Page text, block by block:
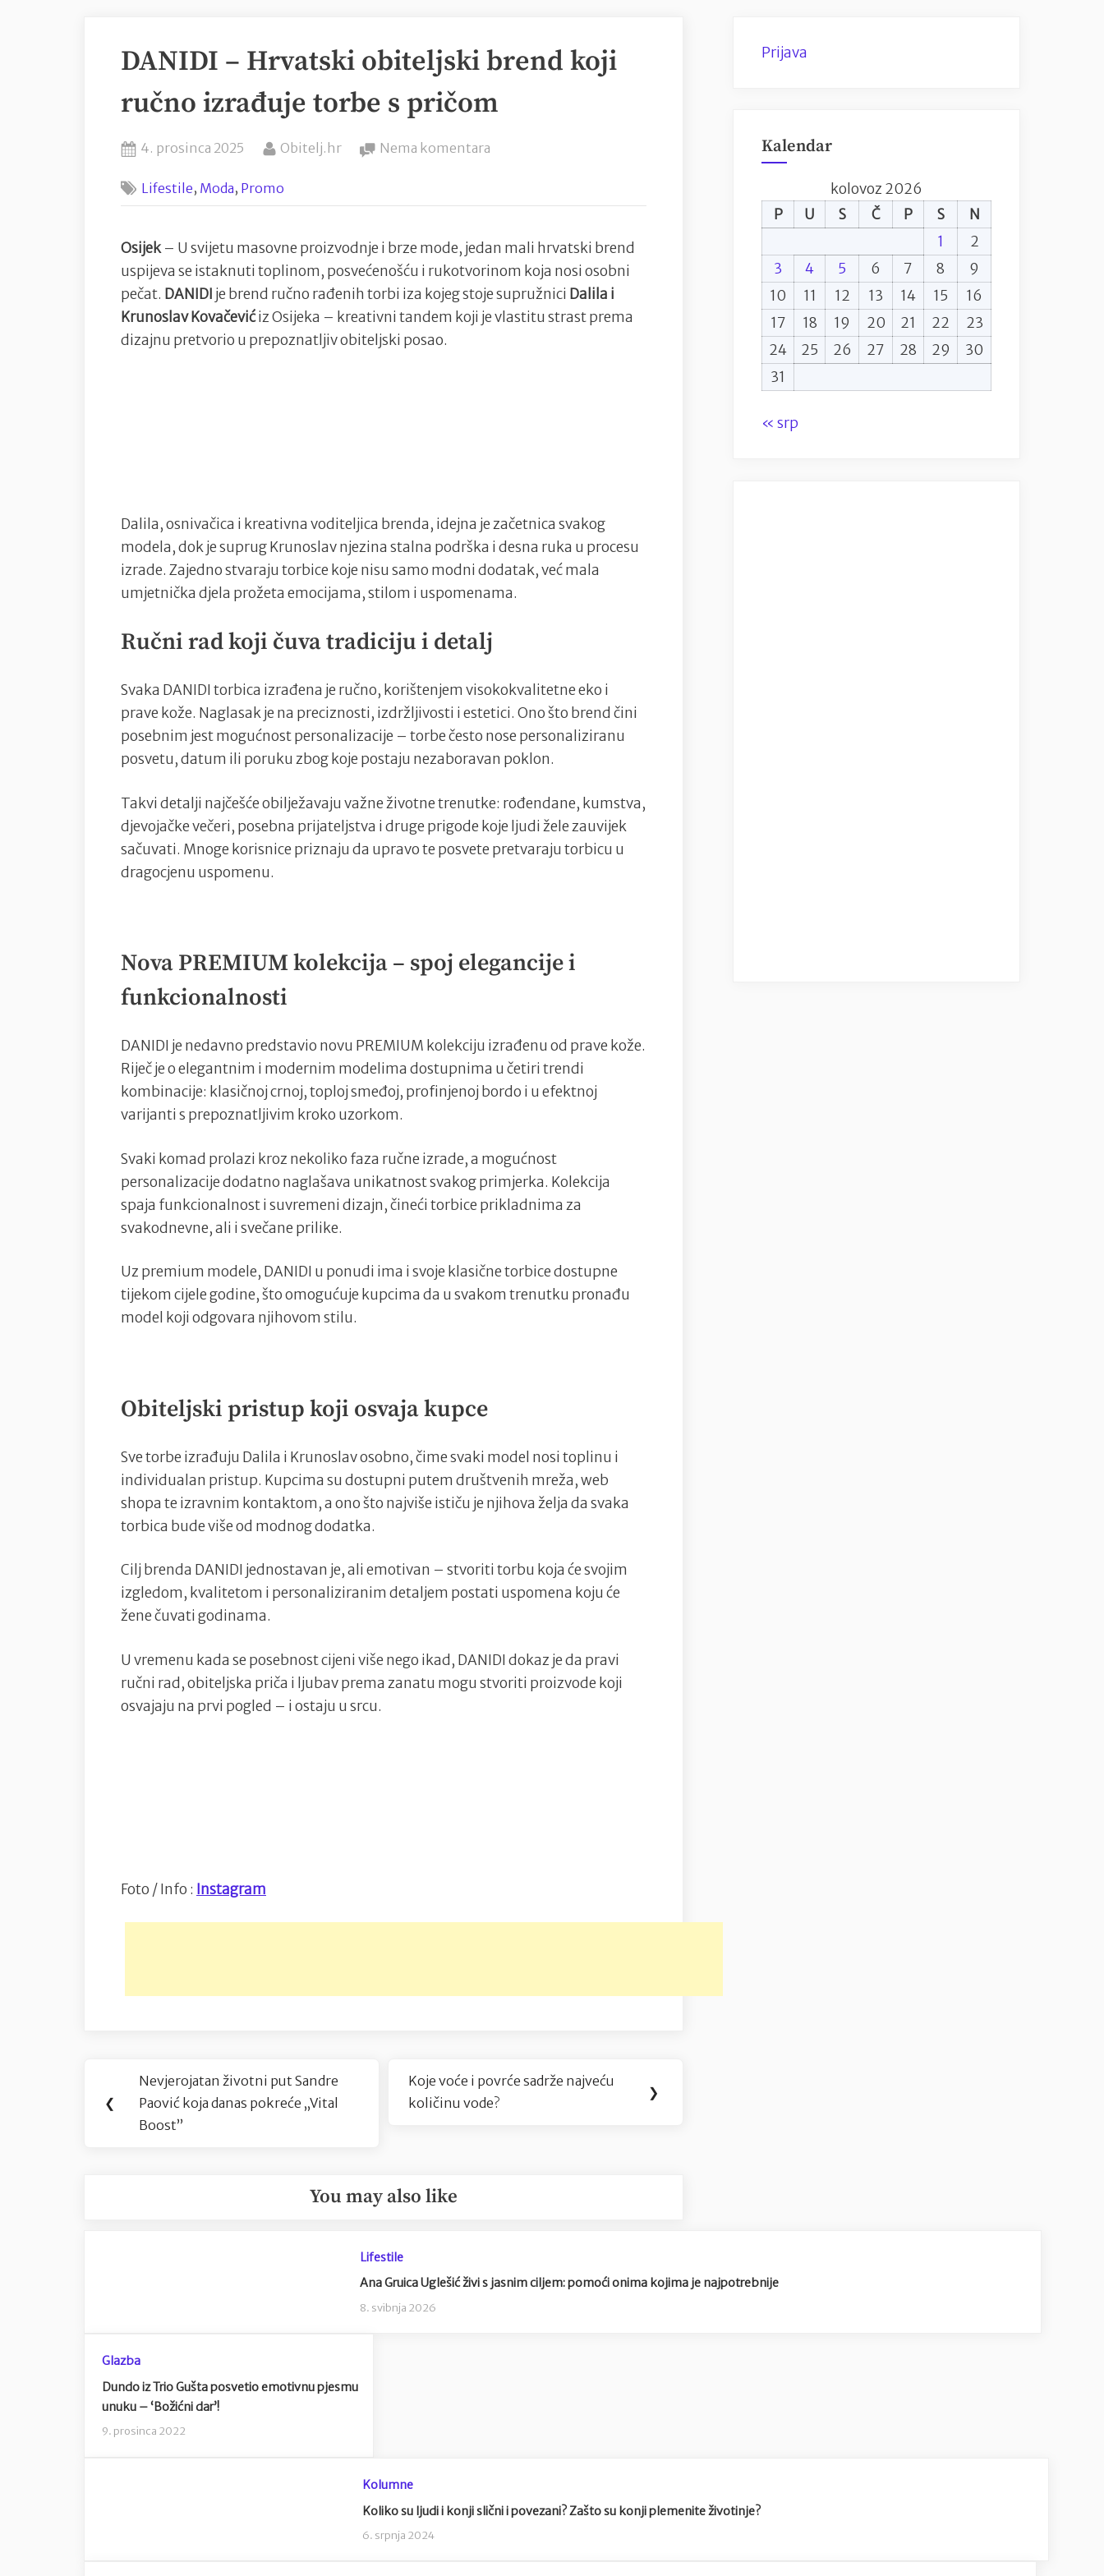
DANIDI – Hrvatski obiteljski brend koji
ručno izrađuje torbe s pričom
Posted
4. prosinca 2025 By
Obitelj.hr Nema komentara
brend
koji
ručno
izrađuje
Lifestile, Moda, Promo
Osijek– U svijetu masovne proizvodnje i brze mode, jedan mali hrvatski brend
uspijeva se istaknuti toplinom, posvećenošću i rukotvorinom koja nosi osobni
pečat. DANIDI je brend ručno rađenih torbi iza kojeg stoje supružnici Dalila i
Krunoslav Kovačevićiz Osijeka – kreativni tandem koji je vlastitu strast prema
dizajnu pretvorio u prepoznatljiv obiteljski posao.
Dalila, osnivačica i kreativna voditeljica brenda, idejna je začetnica svakog
modela, dok je suprug Krunoslav njezina stalna podrška i desna ruka u procesu
izrade. Zajedno stvaraju torbice koje nisu samo modni dodatak, već mala
umjetnička djela prožeta emocijama, stilom i uspomenama.
Ručni rad koji čuva tradiciju i detalj
Svaka DANIDI torbica izrađena je ručno, korištenjem visokokvalitetne eko i
prave kože. Naglasak je na preciznosti, izdržljivosti i estetici. Ono što brend čini
posebnim jest mogućnost personalizacije – torbe često nose personaliziranu
posvetu, datum ili poruku zbog koje postaju nezaboravan poklon.
Takvi detalji najčešće obilježavaju važne životne trenutke: rođendane, kumstva,
djevojačke večeri, posebna prijateljstva i druge prigode koje ljudi žele zauvijek
sačuvati. Mnoge korisnice priznaju da upravo te posvete pretvaraju torbicu u
dragocjenu uspomenu.
Nova PREMIUM kolekcija – spoj elegancije i
funkcionalnosti
DANIDI je nedavno predstavio novu PREMIUM kolekciju izrađenu od prave kože.
Riječ je o elegantnim i modernim modelima dostupnima u četiri trendi
kombinacije: klasičnoj crnoj, toploj smeđoj, profinjenoj bordo i u efektnoj
varijanti s prepoznatljivim kroko uzorkom.
Svaki komad prolazi kroz nekoliko faza ručne izrade, a mogućnost
personalizacije dodatno naglašava unikatnost svakog primjerka. Kolekcija
spaja funkcionalnost i suvremeni dizajn, čineći torbice prikladnima za
svakodnevne, ali i svečane prilike.
Uz premium modele, DANIDI u ponudi ima i svoje klasične torbice dostupne
tijekom cijele godine, što omogućuje kupcima da u svakom trenutku pronađu
model koji odgovara njihovom stilu.
Obiteljski pristup koji osvaja kupce
Sve torbe izrađuju Dalila i Krunoslav osobno, čime svaki model nosi toplinu i
individualan pristup. Kupcima su dostupni putem društvenih mreža, web
shopa te izravnim kontaktom, a ono što najviše ističu je njihova želja da svaka
torbica bude više od modnog dodatka.
Cilj brenda DANIDI jednostavan je, ali emotivan – stvoriti torbu koja će svojim
izgledom, kvalitetom i personaliziranim detaljem postati uspomena koju će
žene čuvati godinama.
U vremenu kada se posebnost cijeni više nego ikad, DANIDI dokaz je da pravi
ručni rad, obiteljska priča i ljubav prema zanatu mogu stvoriti proizvode koji
osvajaju na prvi pogled – i ostaju u srcu.
Foto / Info : Instagram
Navigacija
objava
❮
Previous
Post:
Nevjerojatan životni put Sandre
Paović koja danas pokreće „Vital
Boost”
Next
Post:
Koje voće i povrće sadrže najveću
količinu vode?
❯
You may also like
Lifestile
Ana Gruica Uglešić živi s jasnim ciljem: pomoći onima kojima je najpotrebnije
8. svibnja 2026
Glazba
Dundo iz Trio Gušta posvetio emotivnu pjesmu
unuku – ‘Božićni dar’!
9. prosinca 2022
Kolumne
Koliko su ljudi i konji slični i povezani? Zašto su konji plemenite životinje?
6. srpnja 2024
Prijava
Kalendar
kolovoz 2026
P
U S Č P S
N
1
2
3
4 5 6 7 8
9
10
11 12 13 14 15
16
17
18 19 20 21 22
23
24
25 26 27 28 29
30
31
« srp